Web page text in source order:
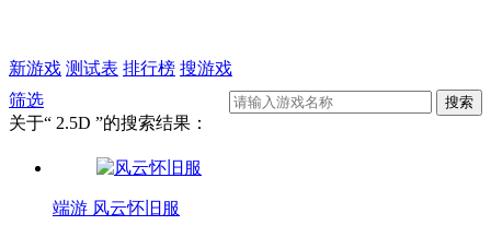
新游戏 测试表 排行榜 搜游戏
筛选
关于“ 2.5D ”的搜索结果：
端游 风云怀旧服